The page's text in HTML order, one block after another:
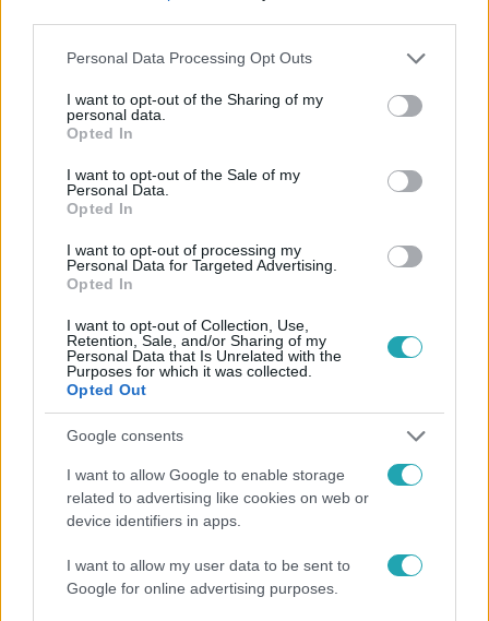
Please note that this website/app uses one or more Google
not limited to your visit or usage behaviour. You may click to
grant or deny consent to Google and its third-party tags to
use your data for below specified purposes in below Google
consent section.
Personal Data Processing Opt Outs
I want to opt-out of the Sharing of my
personal data.
Opted In
I want to opt-out of the Sale of my
Personal Data.
Opted In
I want to opt-out of processing my
Personal Data for Targeted Advertising.
Opted In
I want to opt-out of Collection, Use,
Retention, Sale, and/or Sharing of my
Personal Data that Is Unrelated with the
Purposes for which it was collected.
Opted Out
Google consents
I want to allow Google to enable storage
related to advertising like cookies on web or
device identifiers in apps.
I want to allow my user data to be sent to
Google for online advertising purposes.
hírekről a Facebookon is!
Követem
VALÓVILÁG
EXTRA VIDEÓK # VV12 #PUSKÁS-DALLOS PETI
12. ÉVAD
SZERELEM #PÁRKAPCSOLAT #ÉRZELEM
TERHESSÉG #BABA #EMLÉK #ÉLMÉNY
MŰSORVEZETÉS
Népszerű